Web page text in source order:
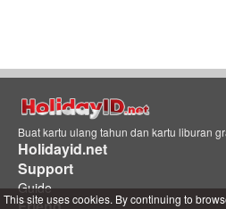
Buat kartu ulang tahun dan kartu liburan
Holidayid.net
Support
Guide
This site uses cookies. By continuing to